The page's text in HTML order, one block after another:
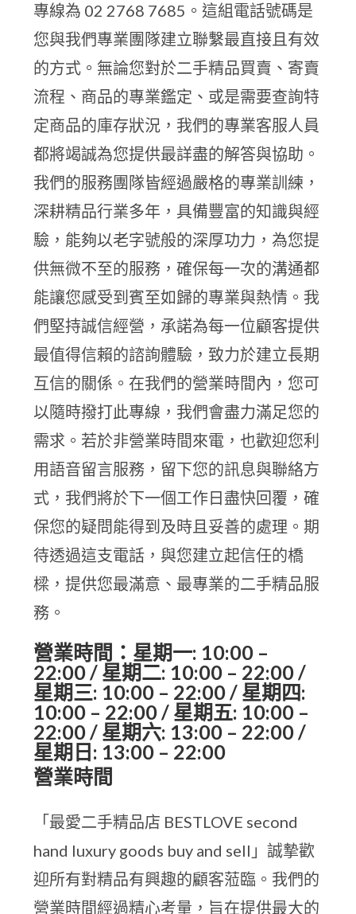
專線為 02 2768 7685。這組電話號碼是
您與我們專業團隊建立聯繫最直接且有效
的方式。無論您對於二手精品買賣、寄賣
流程、商品的專業鑑定、或是需要查詢特
定商品的庫存狀況，我們的專業客服人員
都將竭誠為您提供最詳盡的解答與協助。
我們的服務團隊皆經過嚴格的專業訓練，
深耕精品行業多年，具備豐富的知識與經
驗，能夠以老字號般的深厚功力，為您提
供無微不至的服務，確保每一次的溝通都
能讓您感受到賓至如歸的專業與熱情。我
們堅持誠信經營，承諾為每一位顧客提供
最值得信賴的諮詢體驗，致力於建立長期
互信的關係。在我們的營業時間內，您可
以隨時撥打此專線，我們會盡力滿足您的
需求。若於非營業時間來電，也歡迎您利
用語音留言服務，留下您的訊息與聯絡方
式，我們將於下一個工作日盡快回覆，確
保您的疑問能得到及時且妥善的處理。期
待透過這支電話，與您建立起信任的橋
樑，提供您最滿意、最專業的二手精品服
務。
營業時間：星期一: 10:00 –
22:00 / 星期二: 10:00 – 22:00 /
星期三: 10:00 – 22:00 / 星期四:
10:00 – 22:00 / 星期五: 10:00 –
22:00 / 星期六: 13:00 – 22:00 /
星期日: 13:00 – 22:00
營業時間
「最愛二手精品店 BESTLOVE second
hand luxury goods buy and sell」誠摯歡
迎所有對精品有興趣的顧客蒞臨。我們的
營業時間經過精心考量，旨在提供最大的